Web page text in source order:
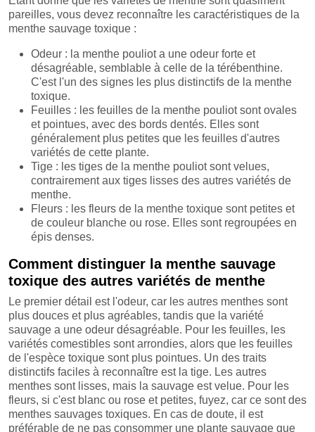
pareilles, vous devez reconnaître les caractéristiques de la
menthe sauvage toxique :
Odeur : la menthe pouliot a une odeur forte et
désagréable, semblable à celle de la térébenthine.
C'est l'un des signes les plus distinctifs de la menthe
toxique.
Feuilles : les feuilles de la menthe pouliot sont ovales
et pointues, avec des bords dentés. Elles sont
généralement plus petites que les feuilles d'autres
variétés de cette plante.
Tige : les tiges de la menthe pouliot sont velues,
contrairement aux tiges lisses des autres variétés de
menthe.
Fleurs : les fleurs de la menthe toxique sont petites et
de couleur blanche ou rose. Elles sont regroupées en
épis denses.
Comment distinguer la menthe sauvage
toxique des autres variétés de menthe
Le premier détail est l'odeur, car les autres menthes sont
plus douces et plus agréables, tandis que la variété
sauvage a une odeur désagréable. Pour les feuilles, les
variétés comestibles sont arrondies, alors que les feuilles
de l'espèce toxique sont plus pointues. Un des traits
distinctifs faciles à reconnaître est la tige. Les autres
menthes sont lisses, mais la sauvage est velue. Pour les
fleurs, si c'est blanc ou rose et petites, fuyez, car ce sont des
menthes sauvages toxiques. En cas de doute, il est
préférable de ne pas consommer une plante sauvage que